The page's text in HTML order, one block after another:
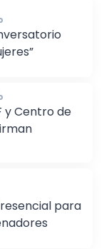
Centro de
para